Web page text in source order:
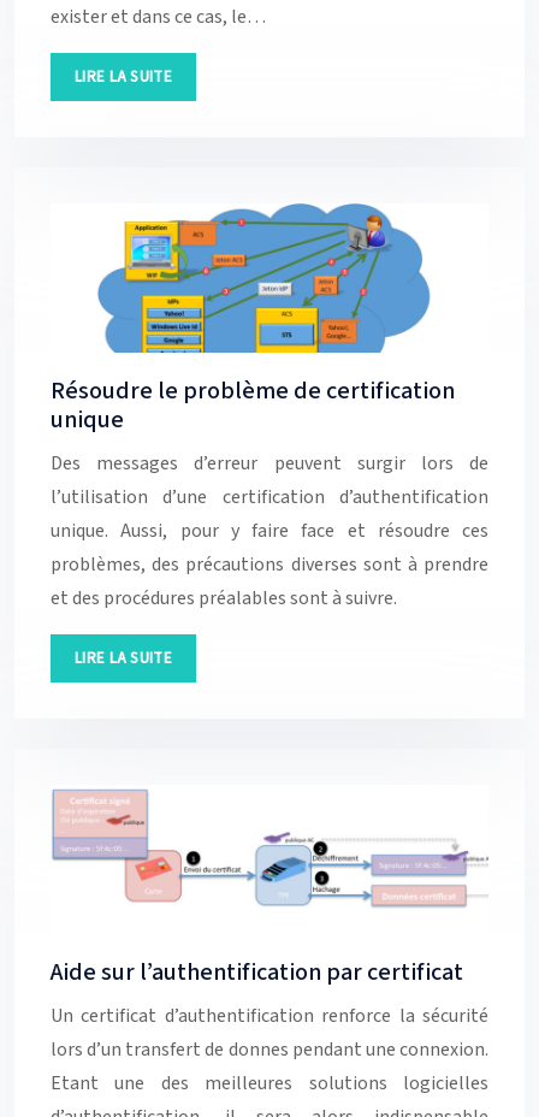
exister et dans ce cas, le…
LIRE LA SUITE
Résoudre le problème de certification
unique
Des messages d’erreur peuvent surgir lors de
l’utilisation d’une certification d’authentification
unique. Aussi, pour y faire face et résoudre ces
problèmes, des précautions diverses sont à prendre
et des procédures préalables sont à suivre.
LIRE LA SUITE
Aide sur l’authentification par certificat
Un certificat d’authentification renforce la sécurité
lors d’un transfert de donnes pendant une connexion.
Etant une des meilleures solutions logicielles